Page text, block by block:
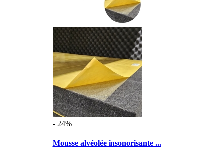
- 24%
Mousse alvéolée insonorisante ...